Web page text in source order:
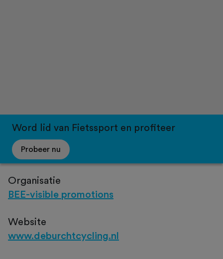
Word lid van Fietssport en profiteer
Probeer nu
Organisatie
BEE-visible promotions
Website
www.deburchtcycling.nl